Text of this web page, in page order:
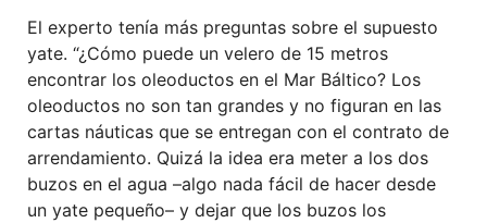
El experto tenía más preguntas sobre el supuesto
yate. “¿Cómo puede un velero de 15 metros
encontrar los oleoductos en el Mar Báltico? Los
oleoductos no son tan grandes y no figuran en las
cartas náuticas que se entregan con el contrato de
arrendamiento. Quizá la idea era meter a los dos
buzos en el agua –algo nada fácil de hacer desde
un yate pequeño– y dejar que los buzos los